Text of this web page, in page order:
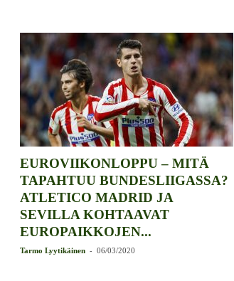
EUROVIIKONLOPPU – MITÄ
TAPAHTUU BUNDESLIIGASSA?
ATLETICO MADRID JA
SEVILLA KOHTAAVAT
EUROPAIKKOJEN...
Tarmo Lyytikäinen - 06/03/2020